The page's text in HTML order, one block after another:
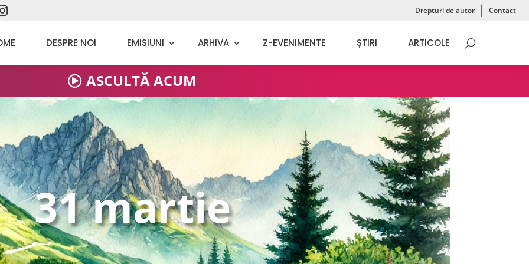
Drepturi de autor Contact
DESPRE NOI EMISIUNI ARHIVA Z-EVENIMENTE ȘTIRI ARTICOLE
ASCULTĂ ACUM
31 martie
21 martie
22 martie
23 martie
24 martie
25 martie